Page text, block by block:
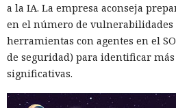
a la IA. La empresa aconseja
en el número de vulnerabilidades
herramientas con agentes en el
de seguridad) para identificar
significativas.